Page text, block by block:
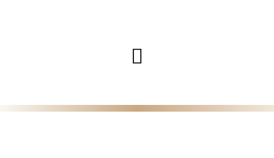
Hauptmenü